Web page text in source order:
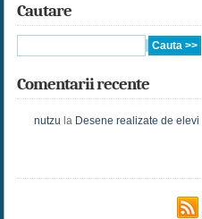
Cautare
Comentarii recente
nutzu la Desene realizate de elevi II